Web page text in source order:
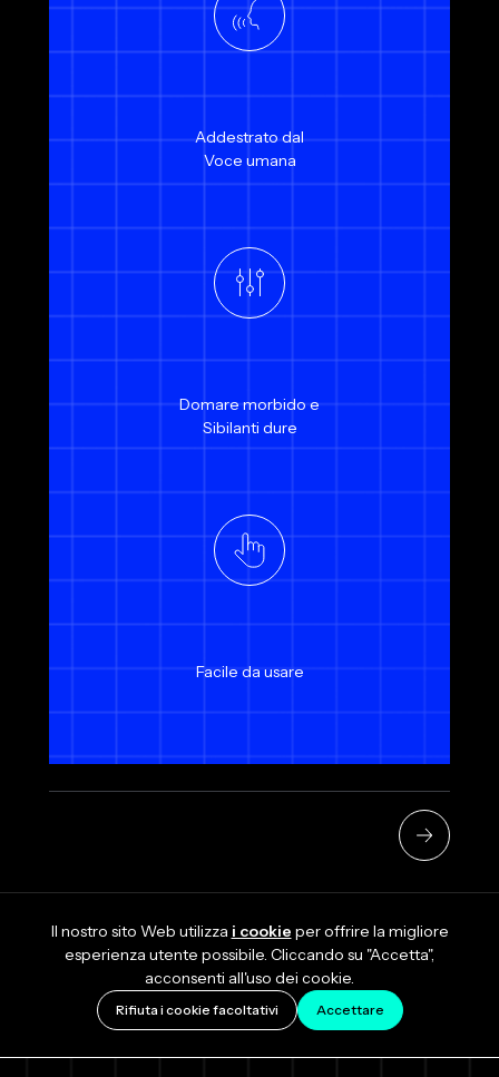
Addestrato dal
Voce umana
Domare morbido e
Sibilanti dure
Facile da usare
Il nostro sito Web utilizza i cookie per offrire la migliore
esperienza utente possibile. Cliccando su "Accetta",
acconsenti all'uso dei cookie.
Rifiuta i cookie facoltativi Accettare